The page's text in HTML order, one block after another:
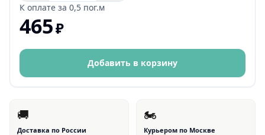
К оплате за 0,5 пог.м
465₽
Добавить в корзину
🚚
Доставка по России
🏍
Курьером по Москве